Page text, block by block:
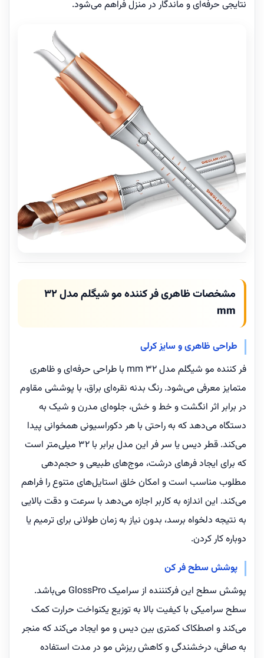
نتایجی حرفه‌ای و ماندگار در منزل فراهم می‌شود.
مشخصات ظاهری فر کننده مو شیگلم مدل 32
mm
طراحی ظاهری و سایز کرلی
فر کننده مو شیگلم مدل 32 mm با طراحی حرفه‌ای و ظاهری
متمایز معرفی می‌شود. رنگ بدنه نقره‌ای براق، با پوششی مقاوم
در برابر اثر انگشت و خط و خش، جلوه‌ای مدرن و شیک به
دستگاه می‌دهد که به راحتی با هر دکوراسیونی همخوانی پیدا
می‌کند. قطر دیس یا سر فر این مدل برابر با 32 میلی‌متر است
که برای ایجاد فرهای درشت، موج‌های طبیعی و حجم‌دهی
مطلوب مناسب است و امکان خلق استایل‌های متنوع را فراهم
می‌کند. این اندازه به کاربر اجازه می‌دهد با سرعت و دقت بالایی
به نتیجه دلخواه برسد، بدون نیاز به زمان طولانی برای ترمیم یا
دوباره کار کردن.
پوشش سطح فر کن
پوشش سطح این فرکنننده از سرامیک GlossPro می‌باشد.
سطح سرامیکی با کیفیت بالا به توزیع یکنواخت حرارت کمک
می‌کند و اصطکاک کمتری بین دیس و مو ایجاد می‌کند که منجر
به صافی، درخشندگی و کاهش ریزش مو در مدت استفاده